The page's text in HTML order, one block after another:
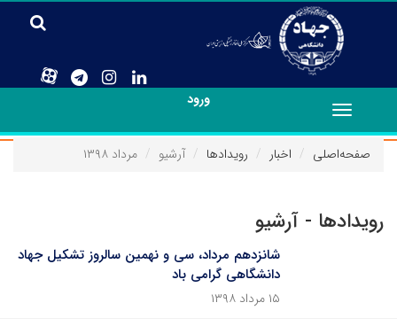
ورود
Toggle
navigation
صفحه‌اصلی
اخبار رویدادها آرشیو مرداد ۱۳۹۸
رویدادها - آرشیو
شانزدهم مرداد، سی و نهمین سالروز تشکیل جهاد
دانشگاهی گرامی باد
۱۵ مرداد ۱۳۹۸